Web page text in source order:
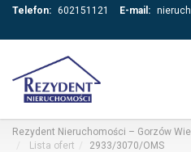
Telefon: 602151121 E-mail:
Rezydent Nieruchomości – Gorzów
Lista ofert
2933/3070/OMS